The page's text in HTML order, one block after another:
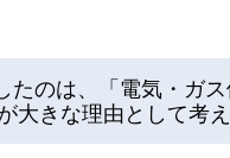
たのは、「電気・ガ
大きな理由として考